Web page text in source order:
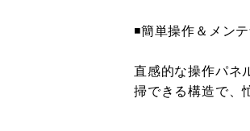
◾️簡単操作＆メン
直感的な操作パネ
掃できる構造で、